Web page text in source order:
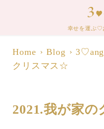
幸せを運ぶ♡
Home Blog
クリスマス☆
2021.我が家